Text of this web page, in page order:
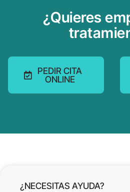
¿Quieres
PEDIR CITA
ONLINE
¿NECESITAS AYUDA?